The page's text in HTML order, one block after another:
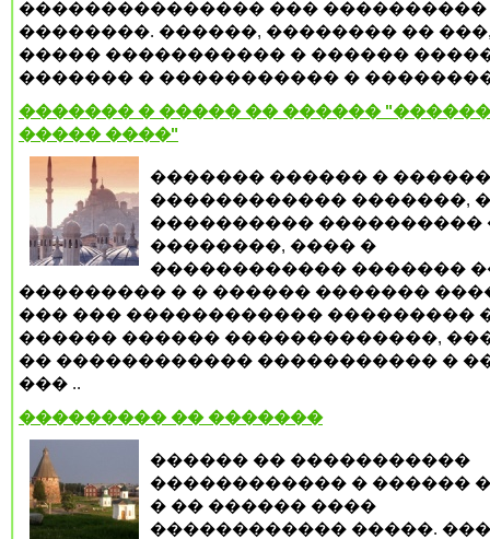
��������������� ��� ����������
��������. ������, �������� ��
����� ����������� � ������
������� � ����������� � ��������
������� � ����� �� ������
����� ����"
������� ������ �
������������ �������,
���������� ����������
��������, ���� �
������������ �������
��������� � � ������ �������
��� ��� ������������ ���������
������ ������ �������������,
�� ������������ ����������� �
��� ..
��������� �� �������
������ �� �����������
������������ � ������
� �� ������ ����
������������ �����.